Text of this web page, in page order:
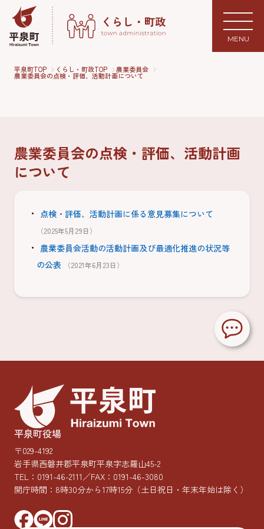
MENU
平泉町TOP くらし・町政TOP 農業委員会
農業委員会の点検・評価、活動計画について
農業委員会の点検・評価、活動計画
について
点検・評価、活動計画に係る意見募集について
（2025年5月29日）
農業委員会活動の活動計画及び最適化推進の状況等
の公表
（2021年6月23日）
平泉町役場
〒029-4192
岩手県西磐井郡平泉町平泉字志羅山45-2
TEL： 0191-46-2111／FAX：0191-46-3080
開庁時間：8時30分から17時15分 （土日祝日・年末年始は除く）